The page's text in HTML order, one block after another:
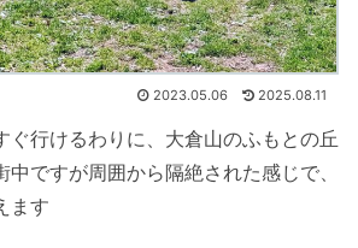
2023.05.06 2025.08.11
ぐ行けるわりに、大倉山のふもとの丘
ですが周囲から隔絶された感じで、
ます